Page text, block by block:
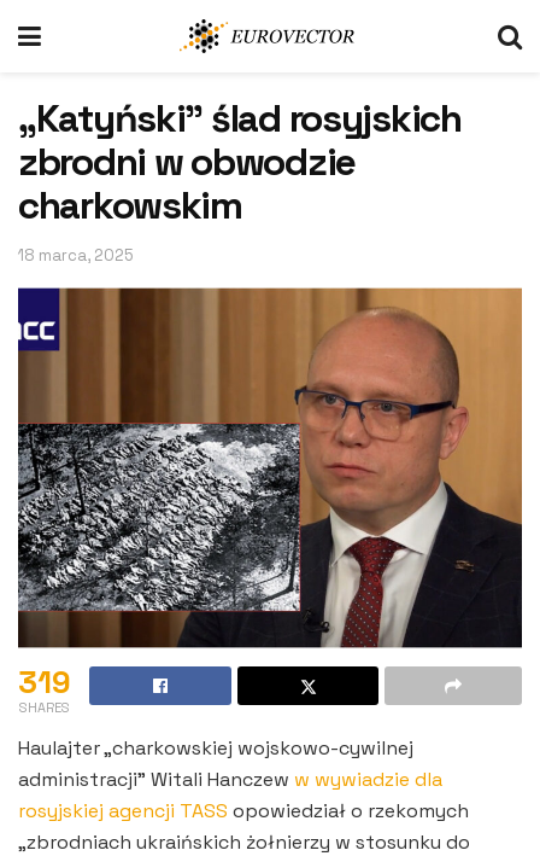
„Katyński” ślad rosyjskich
zbrodni w obwodzie
charkowskim
18 marca, 2025
319
SHARES
Haulajter „charkowskiej wojskowo-cywilnej
administracji” Witali Hanczew w wywiadzie dla
rosyjskiej agencji TASS opowiedział o rzekomych
„zbrodniach ukraińskich żołnierzy w stosunku do